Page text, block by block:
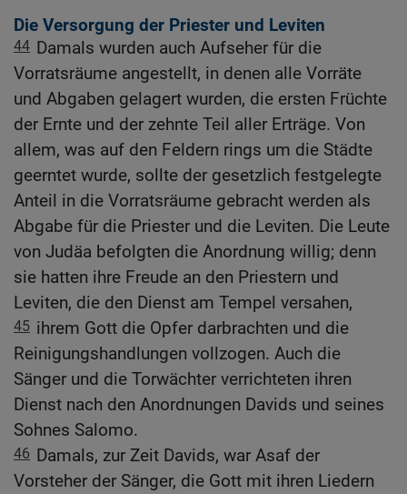
Die Versorgung der Priester und Leviten
44 Damals wurden auch Aufseher für die
Vorratsräume angestellt, in denen alle Vorräte
und Abgaben gelagert wurden, die ersten Früchte
der Ernte und der zehnte Teil aller Erträge. Von
allem, was auf den Feldern rings um die Städte
geerntet wurde, sollte der gesetzlich festgelegte
Anteil in die Vorratsräume gebracht werden als
Abgabe für die Priester und die Leviten. Die Leute
von Judäa befolgten die Anordnung willig; denn
sie hatten ihre Freude an den Priestern und
Leviten, die den Dienst am Tempel versahen,
45 ihrem Gott die Opfer darbrachten und die
Reinigungshandlungen vollzogen. Auch die
Sänger und die Torwächter verrichteten ihren
Dienst nach den Anordnungen Davids und seines
Sohnes Salomo.
46 Damals, zur Zeit Davids, war Asaf der
Vorsteher der Sänger, die Gott mit ihren Liedern